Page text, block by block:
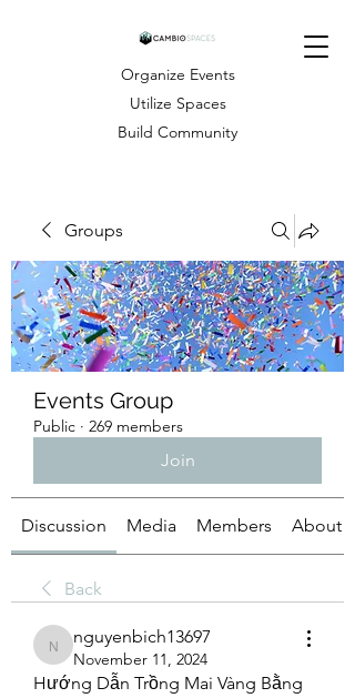
Organize Events
Utilize Spaces
Build Community
Groups
Events Group
Public · 269 members
Join
Discussion Media Members About
Back
nguyenbich13697
nguyenbich13697
November 11, 2024
Hướng Dẫn Trồng Mai Vàng Bằng